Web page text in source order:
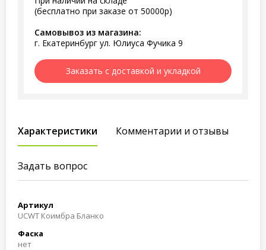
(бесплатно при заказе от 50000р)
Самовывоз из магазина:
г. Екатеринбург ул. Юлиуса Фучика 9
Заказать с доставкой и укладкой
Характеристики Комментарии и отзывы
Задать вопрос
Артикул
UCWT Коимбра Бланко
Фаска
нет